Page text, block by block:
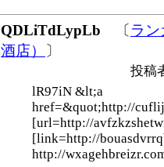
QDLiTdLypLb 〔ラ
酒店） 〕
投稿
lR97iN &lt;a
href=&quot;http://
[url=http://
[link=http://
http://